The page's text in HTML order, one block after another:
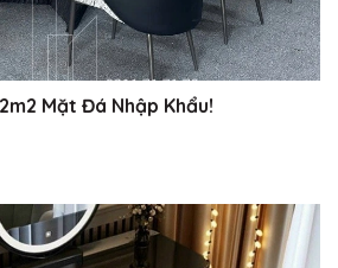
Mặt Đá Nhập Khẩu!